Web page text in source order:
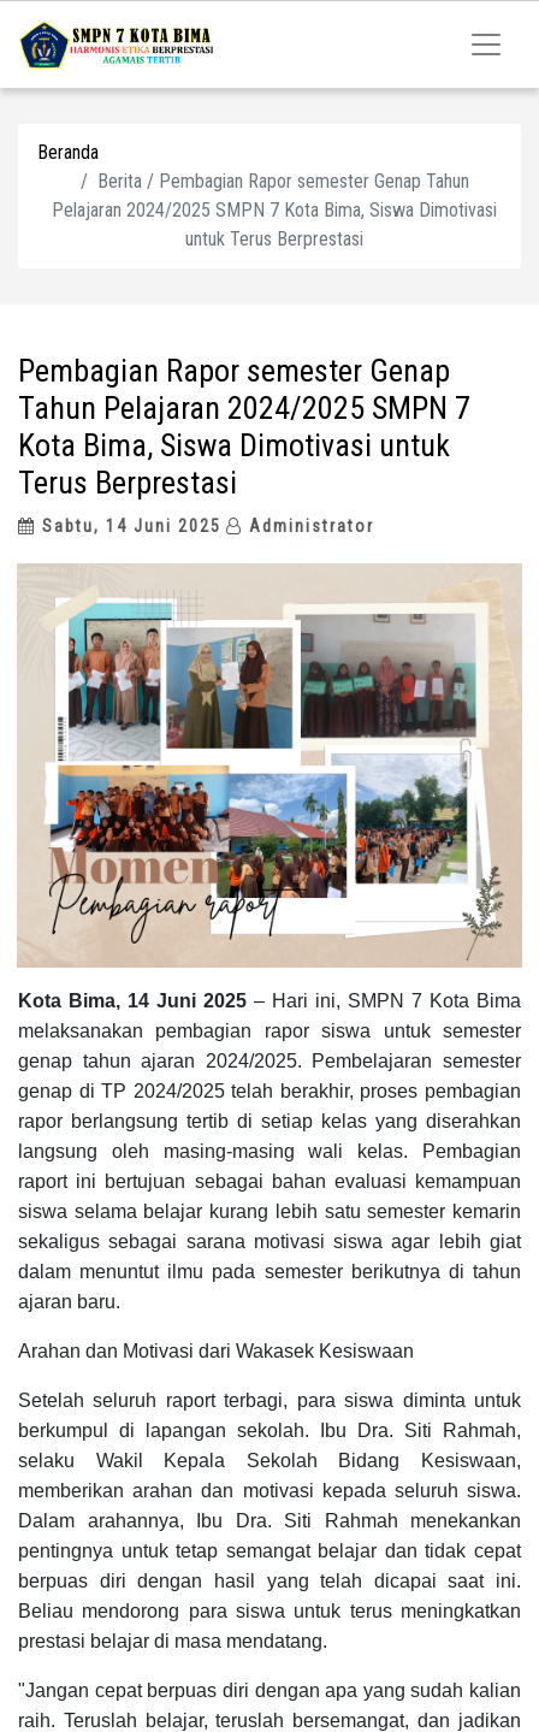
Beranda
Berita / Pembagian Rapor semester Genap Tahun
Pelajaran 2024/2025 SMPN 7 Kota Bima, Siswa Dimotivasi
untuk Terus Berprestasi
Pembagian Rapor semester Genap
Tahun Pelajaran 2024/2025 SMPN 7
Kota Bima, Siswa Dimotivasi untuk
Terus Berprestasi
Sabtu, 14 Juni 2025 Administrator
Kota Bima, 14 Juni 2025 – Hari ini, SMPN 7 Kota Bima
melaksanakan pembagian rapor siswa untuk semester
genap tahun ajaran 2024/2025. Pembelajaran semester
genap di TP 2024/2025 telah berakhir, proses pembagian
rapor berlangsung tertib di setiap kelas yang diserahkan
langsung oleh masing-masing wali kelas. Pembagian
raport ini bertujuan sebagai bahan evaluasi kemampuan
siswa selama belajar kurang lebih satu semester kemarin
sekaligus sebagai sarana motivasi siswa agar lebih giat
dalam menuntut ilmu pada semester berikutnya di tahun
ajaran baru.
Arahan dan Motivasi dari Wakasek Kesiswaan
Setelah seluruh raport terbagi, para siswa diminta untuk
berkumpul di lapangan sekolah. Ibu Dra. Siti Rahmah,
selaku Wakil Kepala Sekolah Bidang Kesiswaan,
memberikan arahan dan motivasi kepada seluruh siswa.
Dalam arahannya, Ibu Dra. Siti Rahmah menekankan
pentingnya untuk tetap semangat belajar dan tidak cepat
berpuas diri dengan hasil yang telah dicapai saat ini.
Beliau mendorong para siswa untuk terus meningkatkan
prestasi belajar di masa mendatang.
"Jangan cepat berpuas diri dengan apa yang sudah kalian
raih. Teruslah belajar, teruslah bersemangat, dan jadikan